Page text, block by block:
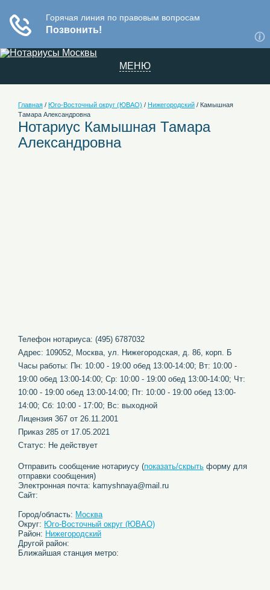
МЕНЮ
Главная / Юго-Восточный округ (ЮВАО) / Нижегородский / Камышная
Тамара Александровна
Нотариус Камышная Тамара
Александровна
Телефон нотариуса: (495) 6787032
Адрес: 109052, Москва, ул. Нижегородская, д. 86, корп. Б
Часы работы: Пн: 10:00 - 19:00 обед 13:00-14:00; Вт: 10:00 -
19:00 обед 13:00-14:00; Ср: 10:00 - 19:00 обед 13:00-14:00; Чт:
10:00 - 19:00 обед 13:00-14:00; Пт: 10:00 - 19:00 обед 13:00-
14:00; Сб: 10:00 - 17:00; Вс: выходной
Лицензия 367 от 26.11.2001
Приказ 285 от 17.05.2021
Статус: Не действует
Отправить сообщение нотариусу (показать/скрыть форму для
отправки сообщения)
Электронная почта: kamyshnaya@mail.ru
Сайт:
Город/область: Москва
Округ: Юго-Восточный округ (ЮВАО)
Район: Нижегородский
Другой район:
Ближайшая станция метро: